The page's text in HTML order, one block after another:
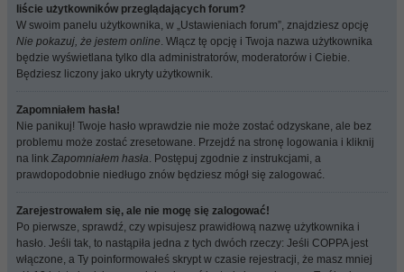
liście użytkowników przeglądających forum?
W swoim panelu użytkownika, w „Ustawieniach forum”, znajdziesz opcję
Nie pokazuj, że jestem online. Włącz tę opcję i Twoja nazwa użytkownika
będzie wyświetlana tylko dla administratorów, moderatorów i Ciebie.
Będziesz liczony jako ukryty użytkownik.
Zapomniałem hasła!
Nie panikuj! Twoje hasło wprawdzie nie może zostać odzyskane, ale bez
problemu może zostać zresetowane. Przejdź na stronę logowania i kliknij
na link Zapomniałem hasła. Postępuj zgodnie z instrukcjami, a
prawdopodobnie niedługo znów będziesz mógł się zalogować.
Zarejestrowałem się, ale nie mogę się zalogować!
Po pierwsze, sprawdź, czy wpisujesz prawidłową nazwę użytkownika i
hasło. Jeśli tak, to nastąpiła jedna z tych dwóch rzeczy: Jeśli COPPA jest
włączone, a Ty poinformowałeś skrypt w czasie rejestracji, że masz mniej